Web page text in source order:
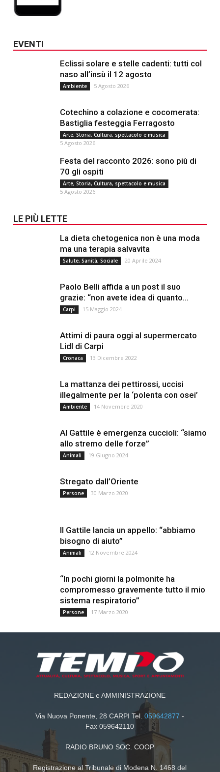
EVENTI
Eclissi solare e stelle cadenti: tutti col
naso all’insù il 12 agosto
Ambiente 5 Agosto 2026
Cotechino a colazione e cocomerata:
Bastiglia festeggia Ferragosto
Arte, Storia, Cultura, spettacolo e musica
5 Agosto 2026
Festa del racconto 2026: sono più di
70 gli ospiti
Arte, Storia, Cultura, spettacolo e musica
5 Agosto 2026
LE PIÙ LETTE
La dieta chetogenica non è una moda
ma una terapia salvavita
Salute, Sanità, Sociale 20 Aprile 2024
Paolo Belli affida a un post il suo
grazie: “non avete idea di quanto...
Carpi 15 Maggio 2024
Attimi di paura oggi al supermercato
Lidl di Carpi
Cronaca 13 Dicembre 2022
La mattanza dei pettirossi, uccisi
illegalmente per la ‘polenta con osei’
Ambiente 14 Novembre 2020
Al Gattile è emergenza cuccioli: “siamo
allo stremo delle forze”
Animali 19 Giugno 2024
Stregato dall’Oriente
Persone 30 Marzo 2020
Il Gattile lancia un appello: “abbiamo
bisogno di aiuto”
Animali 12 Novembre 2024
“In pochi giorni la polmonite ha
compromesso gravemente tutto il mio
sistema respiratorio”
Persone 17 Marzo 2020
REDAZIONE e AMMINISTRAZIONE
Via Nuova Ponente, 28 CARPI Tel.059642877 -
Fax 059642110
RADIO BRUNO SOC. COOP
Registrazione al Tribunale di Modena N. 1468 del